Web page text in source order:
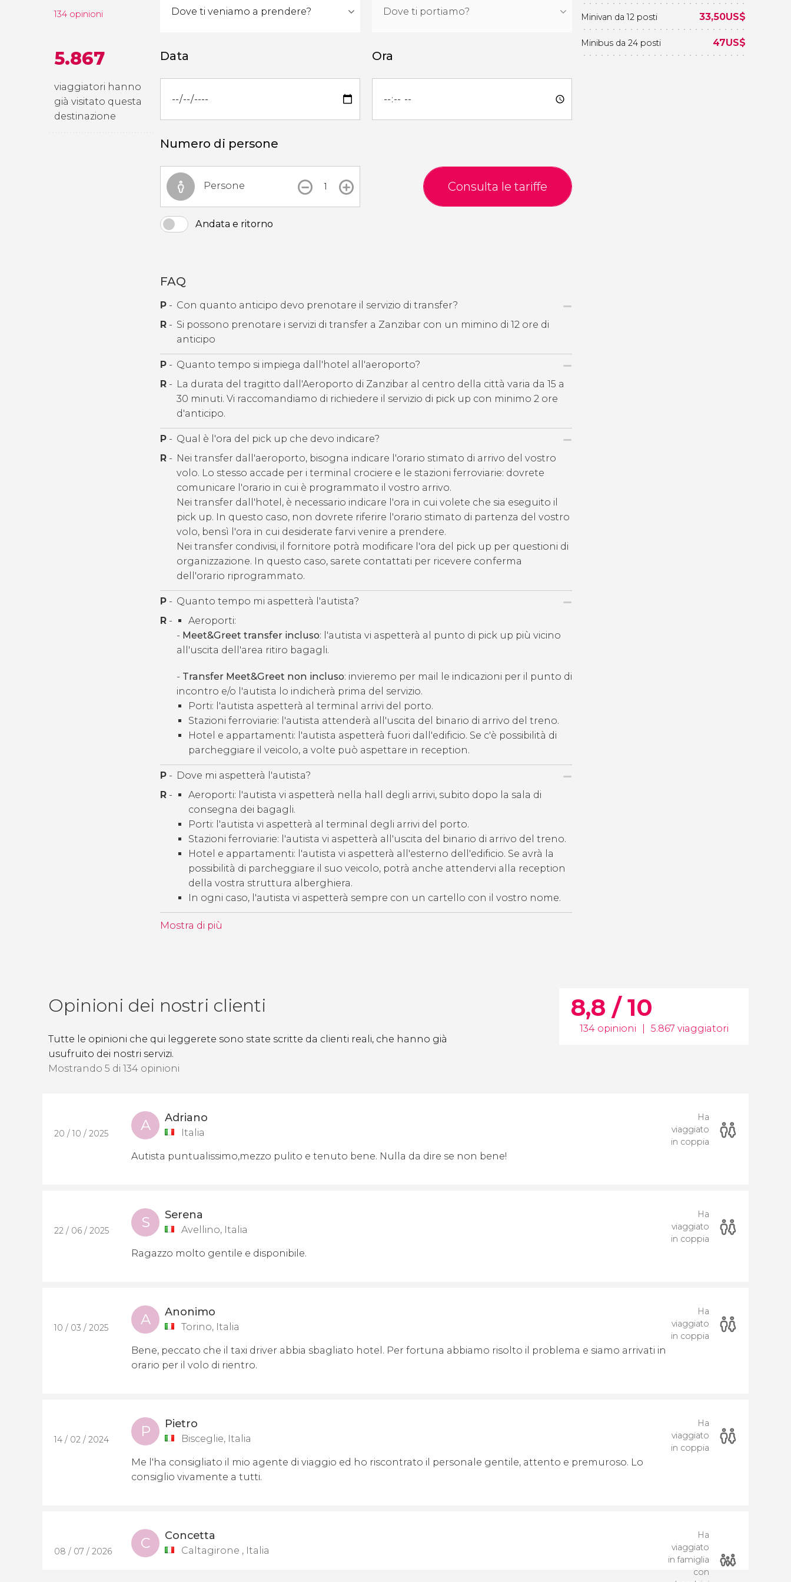
134 opinioni
5.867
viaggiatori hanno
già visitato questa
destinazione
Data Ora
Numero di persone
Persone Consulta le tariffe
Andata e ritorno
FAQ
P - Con quanto anticipo devo prenotare il servizio di transfer?
R - Si possono prenotare i servizi di transfer a Zanzibar con un mimino di 12 ore di
anticipo
P - Quanto tempo si impiega dall'hotel all'aeroporto?
R - La durata del tragitto dall'Aeroporto di Zanzibar al centro della città varia da 15 a
30 minuti. Vi raccomandiamo di richiedere il servizio di pick up con minimo 2 ore
d'anticipo.
P - Qual è l'ora del pick up che devo indicare?
R - Nei transfer dall'aeroporto, bisogna indicare l'orario stimato di arrivo del vostro
volo. Lo stesso accade per i terminal crociere e le stazioni ferroviarie: dovrete
comunicare l'orario in cui è programmato il vostro arrivo.
Nei transfer dall'hotel, è necessario indicare l'ora in cui volete che sia eseguito il
pick up. In questo caso, non dovrete riferire l'orario stimato di partenza del vostro
volo, bensì l'ora in cui desiderate farvi venire a prendere.
Nei transfer condivisi, il fornitore potrà modificare l'ora del pick up per questioni di
organizzazione. In questo caso, sarete contattati per ricevere conferma
dell'orario riprogrammato.
P - Quanto tempo mi aspetterà l'autista?
R -
Aeroporti:
- Meet&Greet transfer incluso: l'autista vi aspetterà al punto di pick up più vicino
all'uscita dell'area ritiro bagagli.
- Transfer Meet&Greet non incluso: invieremo per mail le indicazioni per il punto di
incontro e/o l'autista lo indicherà prima del servizio.
Porti: l'autista aspetterà al terminal arrivi del porto.
Stazioni ferroviarie: l'autista attenderà all'uscita del binario di arrivo del treno.
Hotel e appartamenti: l'autista aspetterà fuori dall'edificio. Se c'è possibilità di
parcheggiare il veicolo, a volte può aspettare in reception.
P - Dove mi aspetterà l'autista?
R -
Aeroporti: l'autista vi aspetterà nella hall degli arrivi, subito dopo la sala di
consegna dei bagagli.
Porti: l'autista vi aspetterà al terminal degli arrivi del porto.
Stazioni ferroviarie: l'autista vi aspetterà all'uscita del binario di arrivo del treno.
Hotel e appartamenti: l'autista vi aspetterà all'esterno dell'edificio. Se avrà la
possibilità di parcheggiare il suo veicolo, potrà anche attendervi alla reception
della vostra struttura alberghiera.
In ogni caso, l'autista vi aspetterà sempre con un cartello con il vostro nome.
Mostra di più
Minivan da 12 posti 33,50US$
Minibus da 24 posti 47US$
Opinioni dei nostri clienti
Tutte le opinioni che qui leggerete sono state scritte da clienti reali, che hanno già
usufruito dei nostri servizi.
8,8 / 10
134 opinioni 5.867 viaggiatori
Mostrando 5 di 134 opinioni
20 / 10 / 2025 A Adriano
Italia
Autista puntualissimo,mezzo pulito e tenuto bene. Nulla da dire se non bene!
Ha
viaggiato
in coppia
22 / 06 / 2025 S Serena
Avellino, Italia
Ragazzo molto gentile e disponibile.
Ha
viaggiato
in coppia
10 / 03 / 2025 A Anonimo
Torino, Italia
Bene, peccato che il taxi driver abbia sbagliato hotel. Per fortuna abbiamo risolto il problema e siamo arrivati in
orario per il volo di rientro.
Ha
viaggiato
in coppia
14 / 02 / 2024 P Pietro
Bisceglie, Italia
Me l'ha consigliato il mio agente di viaggio ed ho riscontrato il personale gentile, attento e premuroso. Lo
consiglio vivamente a tutti.
Ha
viaggiato
in coppia
08 / 07 / 2026 C Concetta
Caltagirone , Italia
Ha
viaggiato
in famiglia
con